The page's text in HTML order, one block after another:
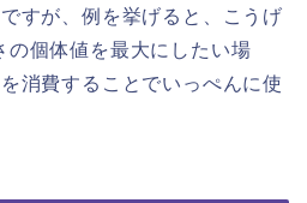
すが、例を挙げると、こうげ
の個体値を最大にしたい場
消費することでいっぺんに使